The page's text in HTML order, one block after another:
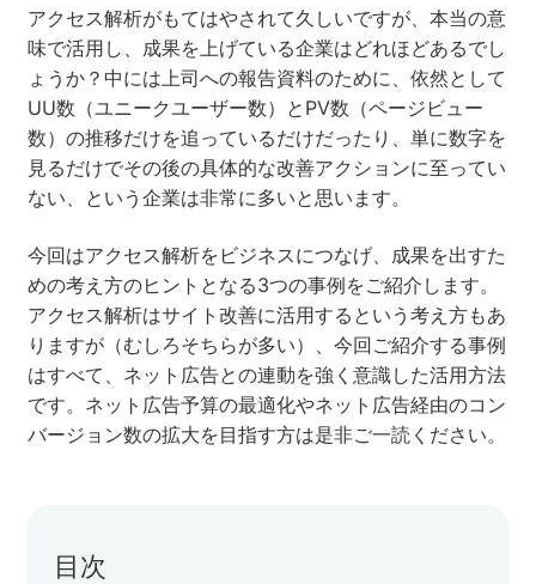
SEO ホワイトペーパー
CRM KARTE
実績・事例
セミナー
アクセス解析がもてはやされて久しいですが、本当の意
味で活用し、成果を上げている企業はどれほどあるでし
ょうか？中には上司への報告資料のために、依然として
UU数（ユニークユーザー数）とPV数（ページビュー
数）の推移だけを追っているだけだったり、単に数字を
見るだけでその後の具体的な改善アクションに至ってい
ない、という企業は非常に多いと思います。
今回はアクセス解析をビジネスにつなげ、成果を出すた
めの考え方のヒントとなる3つの事例をご紹介します。
アクセス解析はサイト改善に活用するという考え方もあ
りますが（むしろそちらが多い）、今回ご紹介する事例
はすべて、ネット広告との連動を強く意識した活用方法
です。ネット広告予算の最適化やネット広告経由のコン
バージョン数の拡大を目指す方は是非ご一読ください。
目次